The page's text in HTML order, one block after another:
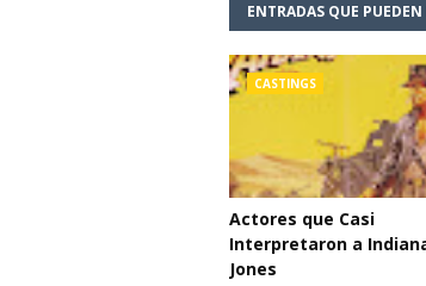
ENTRADAS QUE
CASTINGS
Actores que Casi
Interpretaron a
Jones